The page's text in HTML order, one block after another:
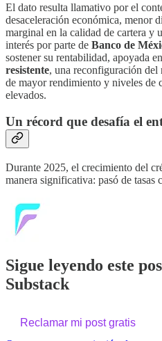
El dato resulta llamativo por el
desaceleración económica, menor
marginal en la calidad de cartera y
interés por parte de Banco de
sostener su rentabilidad, apoyada
resistente, una reconfiguración del
de mayor rendimiento y niveles de
elevados.
Un récord que desafía el
Durante 2025, el crecimiento del
manera significativa: pasó de
Sigue leyendo este
Substack
Reclamar mi post gratis